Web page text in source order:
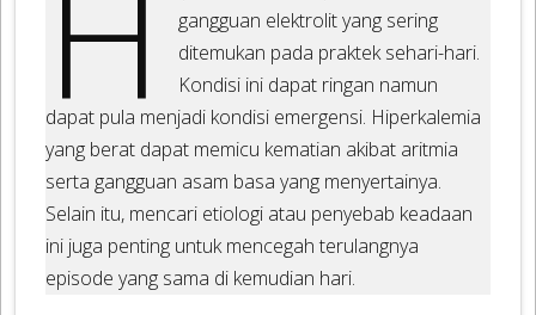
gangguan elektrolit yang sering
ditemukan pada praktek sehari-hari.
Kondisi ini dapat ringan namun
dapat pula menjadi kondisi emergensi. Hiperkalemia
yang berat dapat memicu kematian akibat aritmia
serta gangguan asam basa yang menyertainya.
Selain itu, mencari etiologi atau penyebab keadaan
ini juga penting untuk mencegah terulangnya
episode yang sama di kemudian hari.